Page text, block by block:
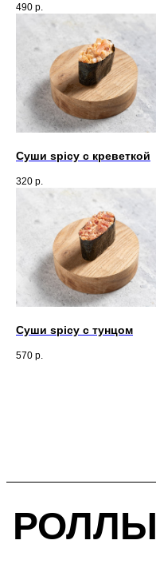
490 р.
Суши spicy с креветкой
320 р.
Суши spicy с тунцом
570 р.
РОЛЛЫ